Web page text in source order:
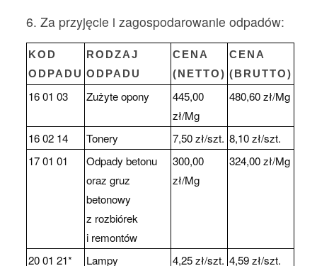
6. Za przyjęcie i zagospodarowanie odpadów:
KOD
ODPADU
RODZAJ
ODPADU
CENA
(NETTO)
CENA
(BRUTTO)
16 01 03 Zużyte opony
445,00
zł/Mg
480,60 zł/Mg
16 02 14 Tonery 7,50 zł/szt. 8,10 zł/szt.
17 01 01
Odpady betonu
oraz gruz
betonowy
z rozbiórek
i remontów
300,00
zł/Mg
324,00 zł/Mg
20 01 21* Lampy 4,25 zł/szt. 4,59 zł/szt.